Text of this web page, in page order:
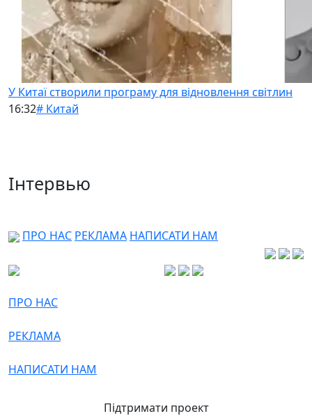
У Китаї створили програму для відновлення світлин
16:32# Китай
Інтервью
ПРО НАС РЕКЛАМА НАПИСАТИ НАМ
ПРО НАС
РЕКЛАМА
НАПИСАТИ НАМ
Підтримати проект